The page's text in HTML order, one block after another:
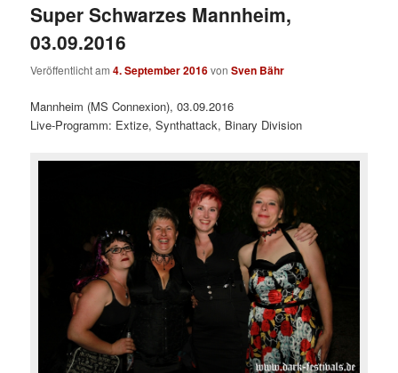
Super Schwarzes Mannheim,
03.09.2016
Veröffentlicht am4. September 2016vonSven Bähr
Mannheim (MS Connexion), 03.09.2016
Live-Programm: Extize, Synthattack, Binary Division